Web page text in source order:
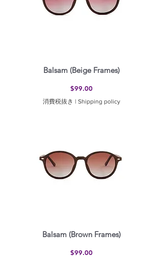
Balsam (Beige Frames)
価格
$99.00
消費税抜き | Shipping policy
Balsam (Brown Frames)
価格
$99.00